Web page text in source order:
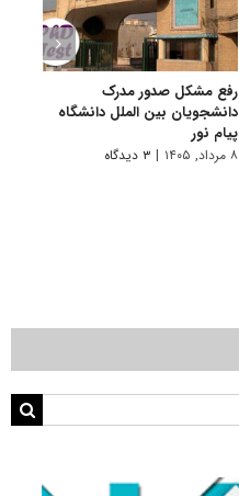
رفع مشکل صدور مدرک
دانشجویان بین الملل دانشگاه
پیام نور
۸ مرداد, ۱۴۰۵ | ۳ دیدگاه